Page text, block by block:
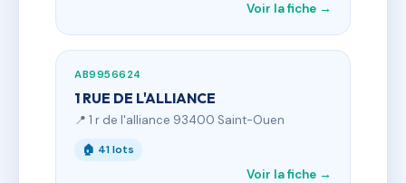
Voir la fiche →
AB9956624
1 RUE DE L'ALLIANCE
📍 1 r de l'alliance 93400 Saint-Ouen
🏠 41 lots
Voir la fiche →